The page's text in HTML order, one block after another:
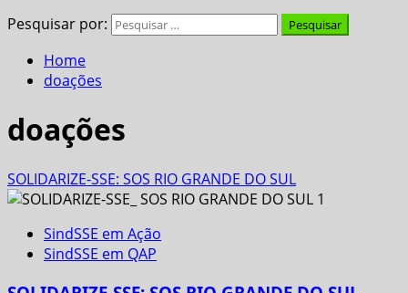
Pesquisar por:
Home
doações
doações
SOLIDARIZE-SSE: SOS RIO GRANDE DO SUL
SindSSE em Ação
SindSSE em QAP